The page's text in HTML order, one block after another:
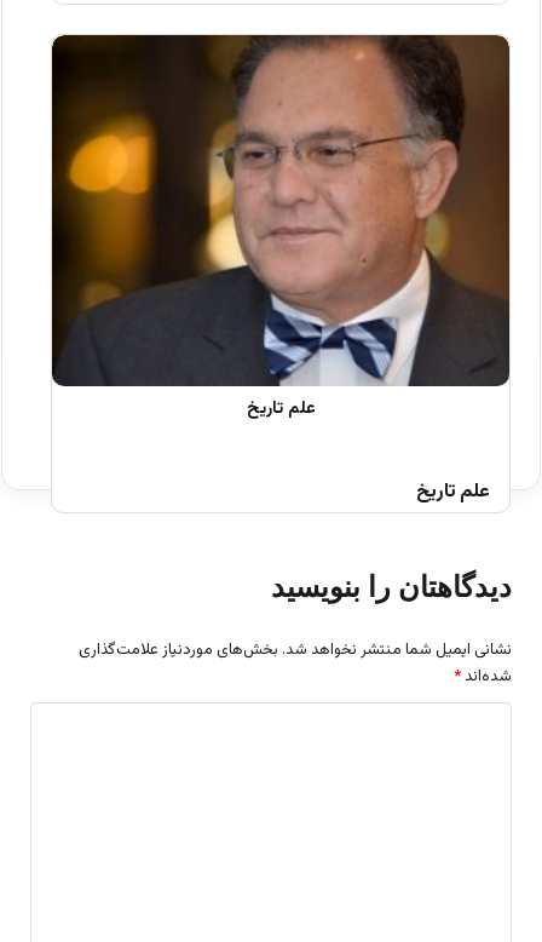
علم تاریخ
دیدگاهتان را بنویسید
نشانی ایمیل شما منتشر نخواهد شد. بخش‌های موردنیاز علامت‌گذاری
شده‌اند *